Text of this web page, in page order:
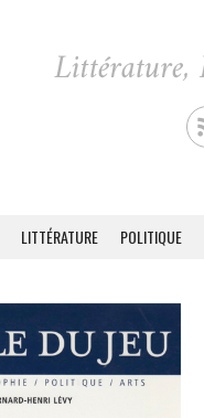
LITTÉRATURE POLITIQUE